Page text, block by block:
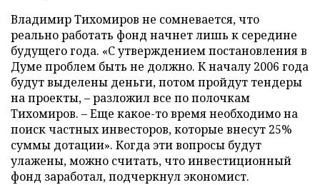
Владимир Тихомиров не сомневается, что
реально работать фонд начнет лишь к середине
будущего года. «С утверждением постановления в
Думе проблем быть не должно. К началу 2006 года
будут выделены деньги, потом пройдут тендеры
на проекты, – разложил все по полочкам
Тихомиров. – Еще какое-то время необходимо на
поиск частных инвесторов, которые внесут 25%
суммы дотации». Когда эти вопросы будут
улажены, можно считать, что инвестиционный
фонд заработал, подчеркнул экономист.